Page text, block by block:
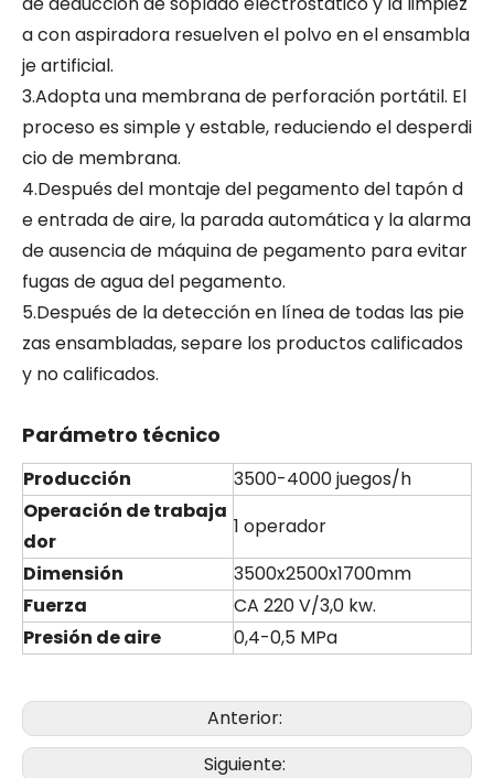
a con aspiradora resuelven el polvo en el ensambla
je artificial.
3.Adopta una membrana de perforación portátil. El
proceso es simple y estable, reduciendo el desperdi
cio de membrana.
4.Después del montaje del pegamento del tapón d
e entrada de aire, la parada automática y la alarma
de ausencia de máquina de pegamento para evitar
fugas de agua del pegamento.
5.Después de la detección en línea de todas las pie
zas ensambladas, separe los productos calificados
y no calificados.
Parámetro técnico
Producción
3500-4000 juegos/h
Operación de trabaja
dor
1 operador
Dimensión
3500x2500x1700mm
Fuerza
CA 220 V/3,0 kw.
Presión de aire
0,4-0,5 MPa
Anterior:
Siguiente: